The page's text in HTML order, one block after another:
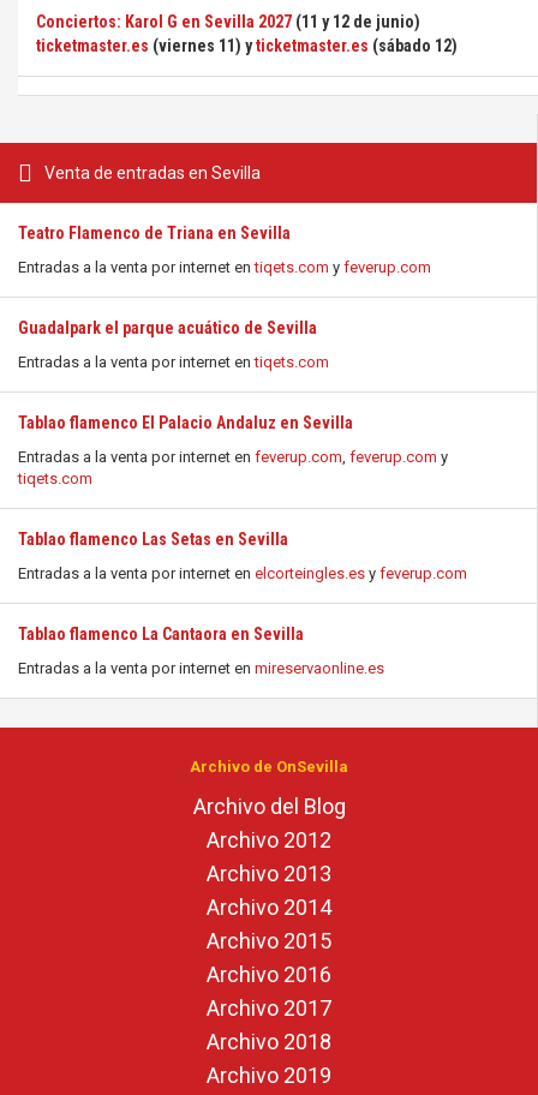
Venta de entradas en Sevilla
Teatro Flamenco de Triana en Sevilla
Entradas a la venta por internet entiqets.com y feverup.com
Guadalpark el parque acuático de Sevilla
Entradas a la venta por internet entiqets.com
Tablao flamenco El Palacio Andaluz en Sevilla
Entradas a la venta por internet en feverup.com, feverup.com y
tiqets.com
Tablao flamenco Las Setas en Sevilla
Entradas a la venta por internet en elcorteingles.es y feverup.com
Tablao flamenco La Cantaora en Sevilla
Entradas a la venta por internet en mireservaonline.es
Conciertos: Karol G en Sevilla 2027 (11 y 12 de junio)
ticketmaster.es (viernes 11) yticketmaster.es (sábado 12)
Archivo de OnSevilla
Archivo del Blog
Archivo 2012
Archivo 2013
Archivo 2014
Archivo 2015
Archivo 2016
Archivo 2017
Archivo 2018
Archivo 2019